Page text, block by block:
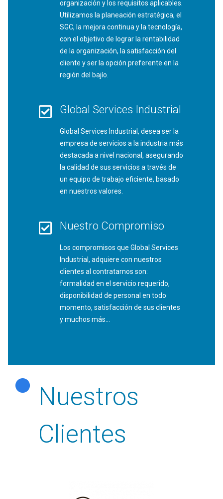
organización y los requisitos aplicables.
Utilizamos la planeación estratégica, el
SGC, la mejora continua y la tecnología,
con el objetivo de lograr la rentabilidad
de la organización, la satisfacción del
cliente y ser la opción preferente en la
región del bajío.
Global Services Industrial
Global Services Industrial, desea ser la
empresa de servicios a la industria más
destacada a nivel nacional, asegurando
la calidad de sus servicios a través de
un equipo de trabajo eficiente, basado
en nuestros valores.
Nuestro Compromiso
Los compromisos que Global Services
Industrial, adquiere con nuestros
clientes al contratarnos son:
formalidad en el servicio requerido,
disponibilidad de personal en todo
momento, satisfacción de sus clientes
y muchos más…
Nuestros
Clientes